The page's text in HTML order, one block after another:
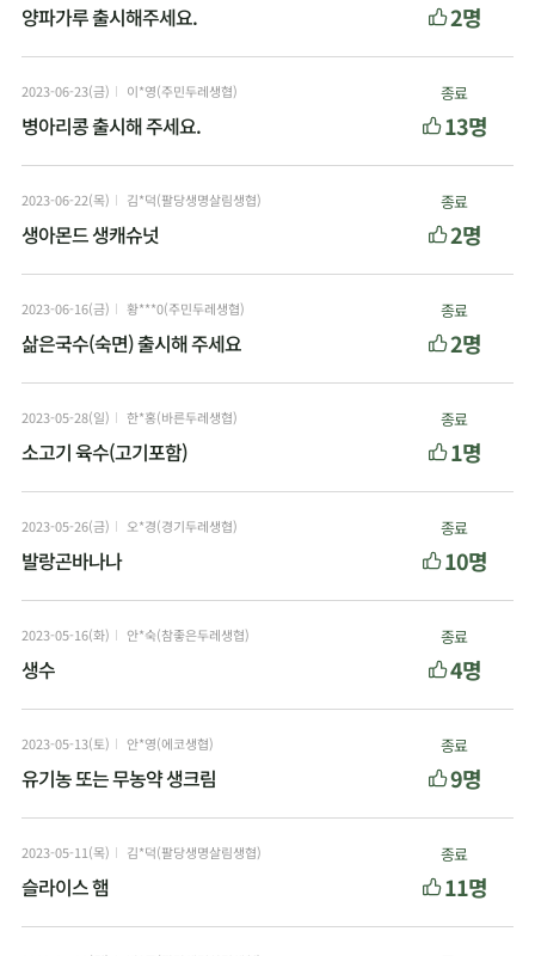
양파가루 출시해주세요. 2명
2023-06-23(금) 이*영(주민두레생협)
병아리콩 출시해 주세요.
종료
13명
2023-06-22(목) 김*덕(팔당생명살림생협)
생아몬드 생캐슈넛
종료
2명
2023-06-16(금) 황***0(주민두레생협)
삶은국수(숙면) 출시해 주세요
종료
2명
2023-05-28(일) 한*홍(바른두레생협)
소고기 육수(고기포함)
종료
1명
2023-05-26(금) 오*경(경기두레생협)
발랑곤바나나
종료
10명
2023-05-16(화) 안*숙(참좋은두레생협)
생수
종료
4명
2023-05-13(토) 안*영(에코생협)
유기농 또는 무농약 생크림
종료
9명
2023-05-11(목) 김*덕(팔당생명살림생협)
슬라이스 햄
종료
11명